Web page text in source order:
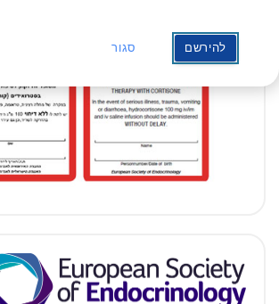
להירשם סגור